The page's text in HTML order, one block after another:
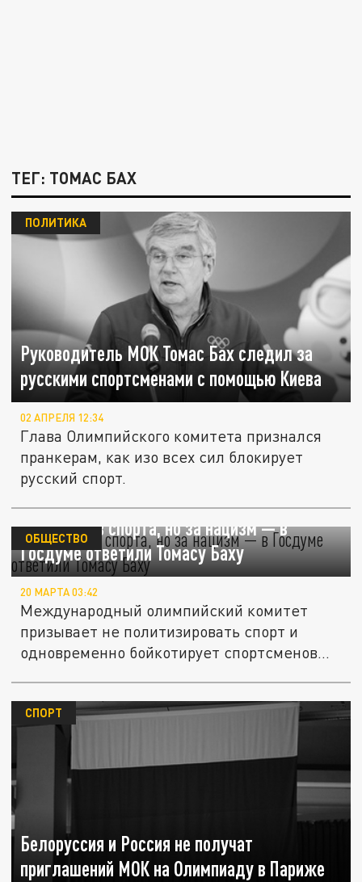
ТЕГ: ТОМАС БАХ
Руководитель МОК Томас Бах следил за
русскими спортсменами с помощью Киева
ПОЛИТИКА
02 АПРЕЛЯ 12:34
Глава Олимпийского комитета признался
пранкерам, как изо всех сил блокирует
русский спорт.
МОК против спорта, но за нацизм — в
Госдуме ответили Томасу Баху
ОБЩЕСТВО
20 МАРТА 03:42
Международный олимпийский комитет
призывает не политизировать спорт и
одновременно бойкотирует спортсменов
Белоруссия и Россия не получат
приглашений МОК на Олимпиаду в Париже
СПОРТ